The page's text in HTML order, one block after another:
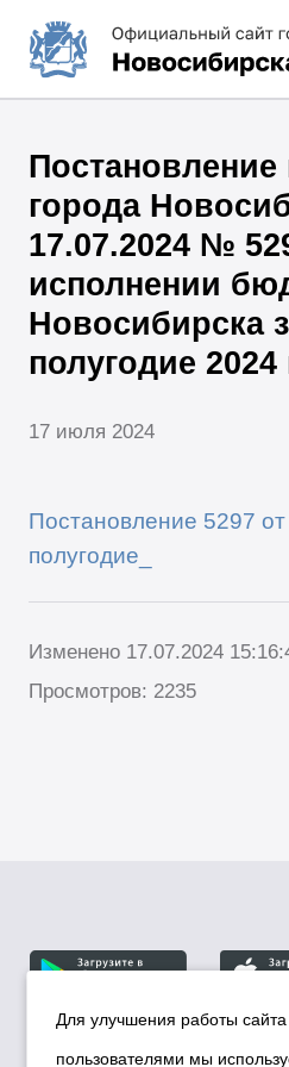
города
17.07.2024 №
исполнении
Новосибирска
полугодие 2024
17 июля 2024
Постановление 5297
полугодие_
Изменено 17.07.2024
Просмотров: 2235
Для улучшения работы
пользователями мы